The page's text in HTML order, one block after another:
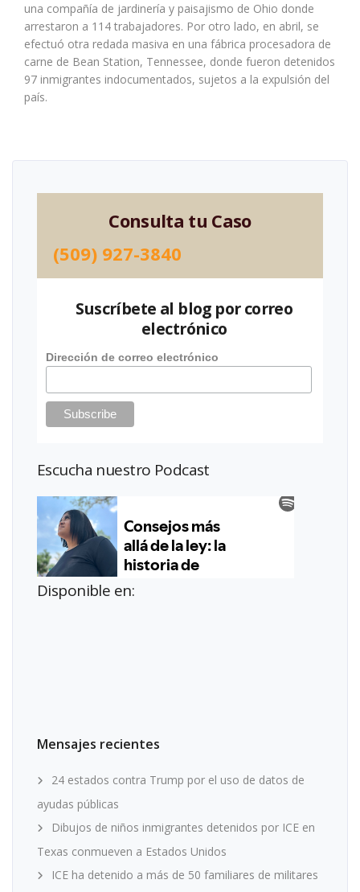
una compañía de jardinería y paisajismo de Ohio donde
arrestaron a 114 trabajadores. Por otro lado, en abril, se
efectuó otra redada masiva en una fábrica procesadora de
carne de Bean Station, Tennessee, donde fueron detenidos
97 inmigrantes indocumentados, sujetos a la expulsión del
país.
Consulta tu Caso
(509) 927-3840
Suscríbete al blog por correo
electrónico
Dirección de correo electrónico
Escucha nuestro Podcast
Disponible en:
Mensajes recientes
24 estados contra Trump por el uso de datos de
ayudas públicas
Dibujos de niños inmigrantes detenidos por ICE en
Texas conmueven a Estados Unidos
ICE ha detenido a más de 50 familiares de militares